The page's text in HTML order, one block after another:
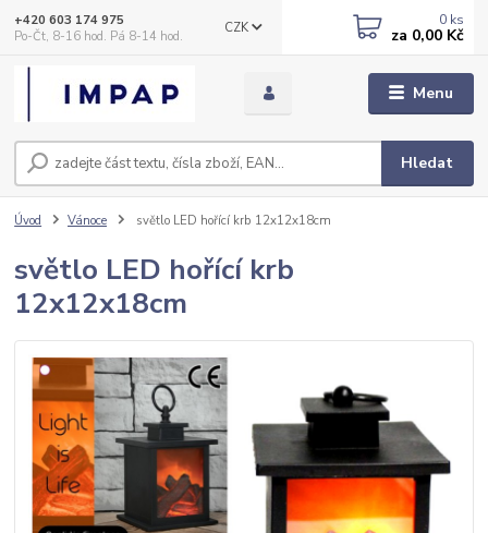
Menu
CZK
Hledat
+420 603 174 975
Po-Čt, 8-16 hod. Pá 8-14 hod.
0 ks
za 0,00 Kč
Úvod Vánoce světlo LED hořící krb 12x12x18cm
světlo LED hořící krb
12x12x18cm